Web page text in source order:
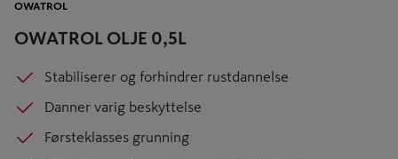
OWATROL OLJE 0,5L
OWATROL
Stabiliserer og forhindrer rustdannelse
Danner varig beskyttelse
Førsteklasses grunning